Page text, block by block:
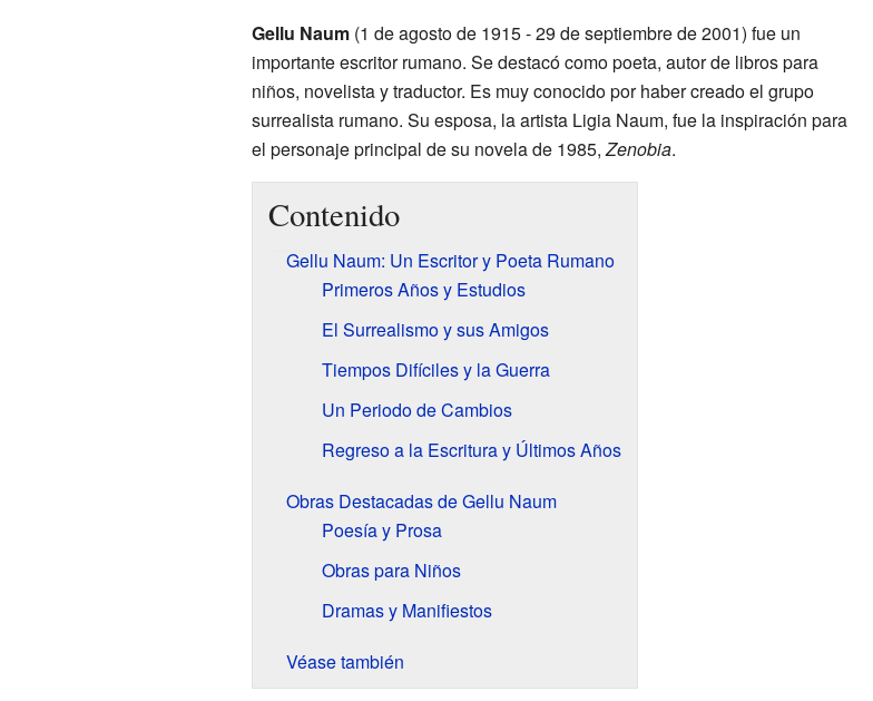
Gellu Naum(1 de agosto de 1915 - 29 de septiembre de 2001) fue un
importante escritor rumano. Se destacó como poeta, autor de libros para
niños, novelista y traductor. Es muy conocido por haber creado el grupo
surrealista rumano. Su esposa, la artista Ligia Naum, fue la inspiración para
el personaje principal de su novela de 1985,Zenobia.
Contenido
Gellu Naum: Un Escritor y Poeta Rumano
Primeros Años y Estudios
El Surrealismo y sus Amigos
Tiempos Difíciles y la Guerra
Un Periodo de Cambios
Regreso a la Escritura y Últimos Años
Obras Destacadas de Gellu Naum
Poesía y Prosa
Obras para Niños
Dramas y Manifiestos
Véase también